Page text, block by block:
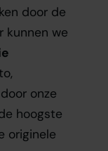
door de
kunnen we
onze
hoogste
originele